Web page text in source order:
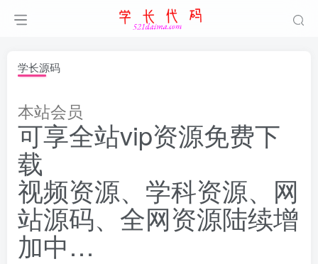
学长源码
本站会员
可享全站vip资源免费下
载
视频资源、学科资源、网
站源码、全网资源陆续增
加中…